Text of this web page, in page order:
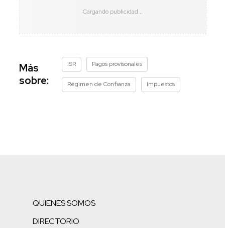
Más
sobre:
ISR Pagos provisonales
Régimen de Confianza Impuestos
QUIENES SOMOS
DIRECTORIO